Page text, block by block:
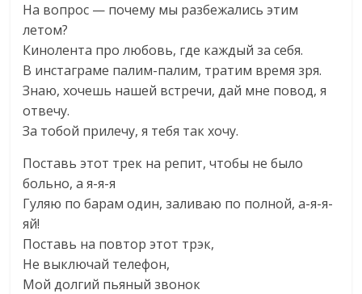
На вопрос — почему мы разбежались этим
летом?
Кинолента про любовь, где каждый за себя.
В инстаграме палим-палим, тратим время зря.
Знаю, хочешь нашей встречи, дай мне повод, я
отвечу.
За тобой прилечу, я тебя так хочу.
Поставь этот трек на репит, чтобы не было
больно, а я-я-я
Гуляю по барам один, заливаю по полной, а-я-я-
яй!
Поставь на повтор этот трэк,
Не выключай телефон,
Мой долгий пьяный звонок